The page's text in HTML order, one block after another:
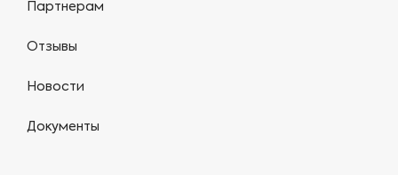
Партнерам
Отзывы
Новости
Документы